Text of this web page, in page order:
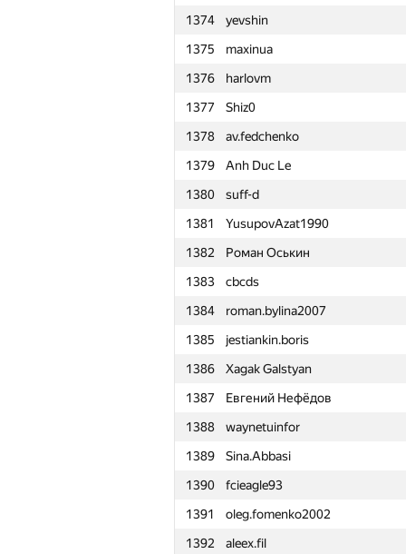
1374
yevshin
1375
maxinua
1376
harlovm
1377
Shiz0
1378
av.fedchenko
1379
Anh Duc Le
1380
suff-d
1381
YusupovAzat1990
1382
Роман Оськин
1383
cbcds
1384
roman.bylina2007
1385
jestiankin.boris
1386
Xagak Galstyan
1387
Евгений Нефёдов
1388
waynetuinfor
1389
Sina.Abbasi
1390
fcieagle93
1391
oleg.fomenko2002
1392
aleex.fil
1351 java.dev.m.ar
1352
vlasovs2
1353
Renir VII
1354
vlttf
1355
KostyaVilcheuski
1356
timeits
1357
Сергей Козуб
1358
vidunov503
1359
bivstroganov
1360
surfaceactivesubstance
1361
Sokolov
1362
Mr.jexembayev
1363
Kmakxum
1364
Никита
1365
alexandra.olemskaya
1366
brain822
1367
snoward
1368
mku
1369
super.hero27